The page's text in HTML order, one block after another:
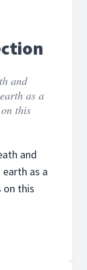
and
as a
this
and
as a
on this